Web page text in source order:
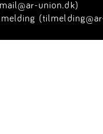
union.dk)